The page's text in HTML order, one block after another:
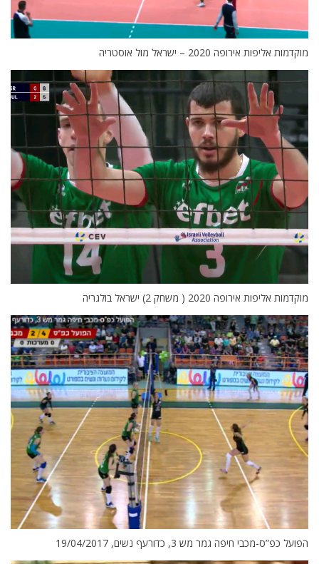
מוקדמות אליפות אירופה 2020 – ישראל מול אוסטריה
מוקדמות אליפות אירופה 2020 ( משחק 2) ישראל בולגריה
הפועל כפ”ס-מכבי חיפה גמר מש 3, כדורעף נשים, 19/04/2017